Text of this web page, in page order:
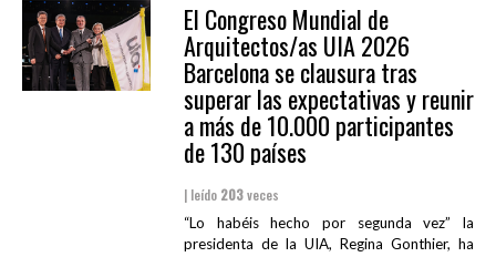
El Congreso Mundial de
Arquitectos/as UIA 2026
Barcelona se clausura tras
superar las expectativas y reunir
a más de 10.000 participantes
de 130 países
| leído 203veces
“Lo habéis hecho por segunda vez” la
presidenta de la UIA, Regina Gonthier, ha